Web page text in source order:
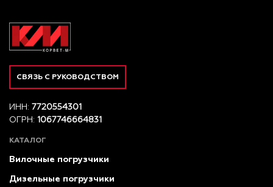
СВЯЗЬ С РУКОВОДСТВОМ
ИНН: 7720554301
ОГРН: 1067746664831
КАТАЛОГ
Вилочные погрузчики
Дизельные погрузчики